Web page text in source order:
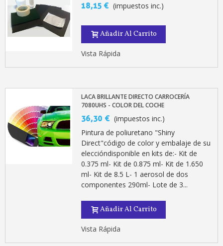
Devuelve los
5 € de descuento
Cupón de 10 € por
Paga en 4 plazos sin
Obtenga su presupuesto
Comparte tus
Gana puntos de
Devuelve los
5 € de descuento
Cupón de 10 € por
18,15 € (impuestos inc.)
Añadir Al Carrito
Vista Rápida
LACA BRILLANTE DIRECTO CARROCERÍA
7080UHS - COLOR DEL COCHE
36,30 € (impuestos inc.)
Pintura de poliuretano "Shiny
Direct"código de color y embalaje de su
eleccióndisponible en kits de:- Kit de
0.375 ml- Kit de 0.875 ml- Kit de 1.650
ml- Kit de 8.5 L- 1 aerosol de dos
componentes 290ml- Lote de 3...
Añadir Al Carrito
Vista Rápida